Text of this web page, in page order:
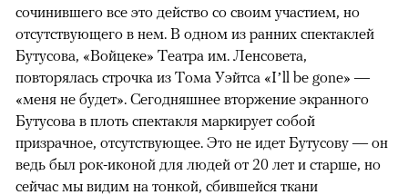
сочинившего все это действо со своим участием, но
отсутствующего в нем. В одном из ранних спектаклей
Бутусова, «Войцеке» Театра им. Ленсовета,
повторялась строчка из Тома Уэйтса «I’ll be gone» —
«меня не будет». Сегодняшнее вторжение экранного
Бутусова в плоть спектакля маркирует собой
призрачное, отсутствующее. Это не идет Бутусову — он
ведь был рок-иконой для людей от 20 лет и старше, но
сейчас мы видим на тонкой, сбившейся ткани